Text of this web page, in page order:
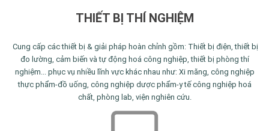
THIẾT BỊ THÍ NGHIỆM
Cung cấp các thiết bị & giải pháp hoàn chỉnh gồm: Thiết bị điện, thiết bị
đo lường, cảm biến và tự động hoá công nghiệp, thiết bị phòng thí
nghiệm... phục vụ nhiều lĩnh vực khác nhau như: Xi măng, công nghiệp
thực phẩm-đồ uống, công nghiệp dược phẩm-y tế công nghiệp hoá
chất, phòng lab, viện nghiên cứu.